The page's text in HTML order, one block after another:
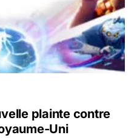
plainte contre
Uni